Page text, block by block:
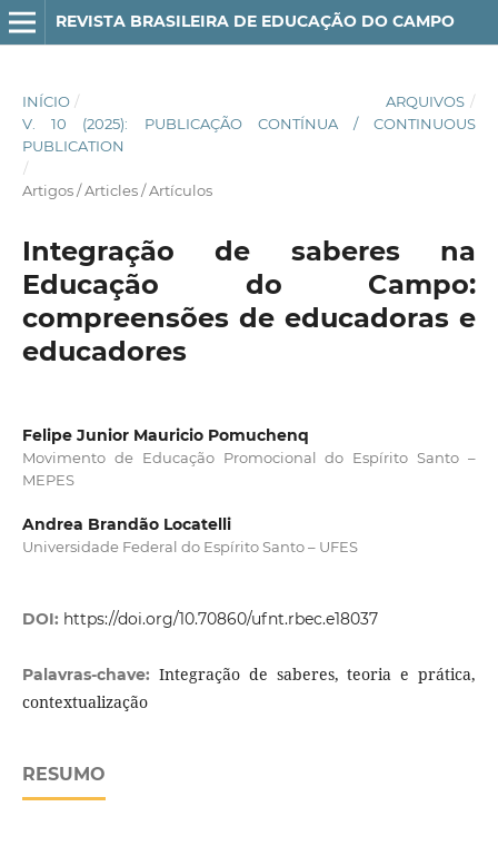
REVISTA BRASILEIRA DE EDUCAÇÃO DO CAMPO
INÍCIO / ARQUIVOS /
V. 10 (2025): PUBLICAÇÃO CONTÍNUA / CONTINUOUS
PUBLICATION
/
Artigos / Articles / Artículos
Integração de saberes na
Educação do Campo:
compreensões de educadoras e
educadores
Felipe Junior Mauricio Pomuchenq
Movimento de Educação Promocional do Espírito Santo –
MEPES
Andrea Brandão Locatelli
Universidade Federal do Espírito Santo – UFES
DOI: https://doi.org/10.70860/ufnt.rbec.e18037
Palavras-chave: Integração de saberes, teoria e prática,
contextualização
RESUMO